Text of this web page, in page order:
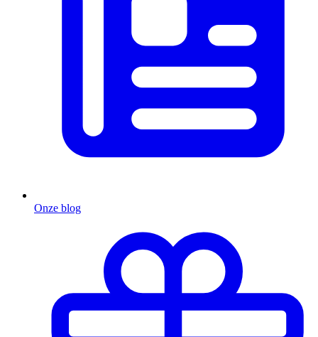
Onze blog